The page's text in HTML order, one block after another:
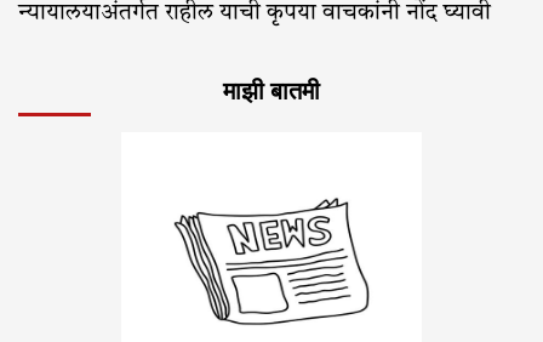
न्यायालयाअंतर्गत राहील याची कृपया वाचकांनी नोंद घ्यावी
माझी बातमी